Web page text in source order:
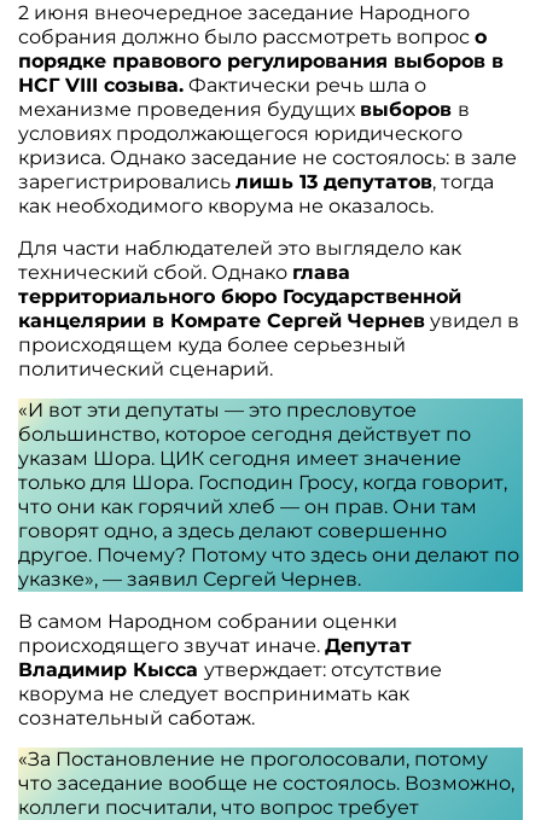
2 июня внеочередное заседание Народного
собрания должно было рассмотреть вопросо
порядке правового регулирования выборов в
НСГ VIII созыва. Фактически речь шла о
механизме проведения будущих выборов в
условиях продолжающегося юридического
кризиса. Однако заседание не состоялось: в зале
зарегистрировалисьлишь 13 депутатов, тогда
как необходимого кворума не оказалось.
Для части наблюдателей это выглядело как
технический сбой. Однако глава
территориального бюро Государственной
канцелярии в Комрате Сергей Чернев увидел в
происходящем куда более серьезный
политический сценарий.
«И вот эти депутаты — это пресловутое
большинство, которое сегодня действует по
указам Шора. ЦИК сегодня имеет значение
только для Шора. Господин Гросу, когда говорит,
что они как горячий хлеб — он прав. Они там
говорят одно, а здесь делают совершенно
другое. Почему? Потому что здесь они делают по
указке», — заявил Сергей Чернев.
В самом Народном собрании оценки
происходящего звучат иначе.Депутат
Владимир Кыссаутверждает: отсутствие
кворума не следует воспринимать как
сознательный саботаж.
«За Постановление не проголосовали, потому
что заседание вообще не состоялось. Возможно,
коллеги посчитали, что вопрос требует